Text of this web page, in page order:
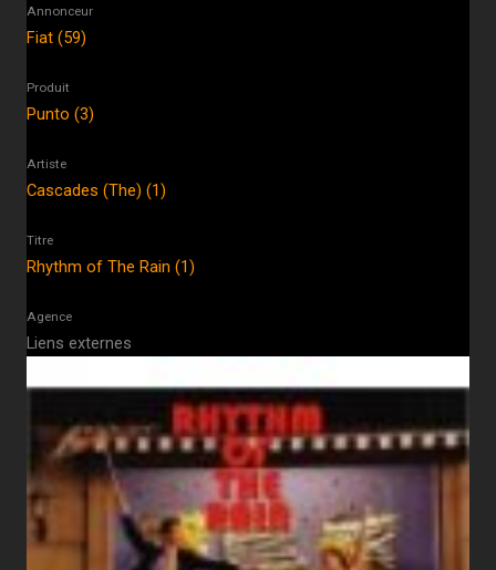
Annonceur
Fiat (59)
Produit
Punto (3)
Artiste
Cascades (The) (1)
Titre
Rhythm of The Rain (1)
Agence
Liens externes